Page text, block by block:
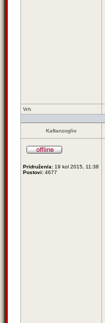
Vrh
Kaftanzoglio
Pridružen/a: 19 kol 2015, 11:38
Postovi: 4677